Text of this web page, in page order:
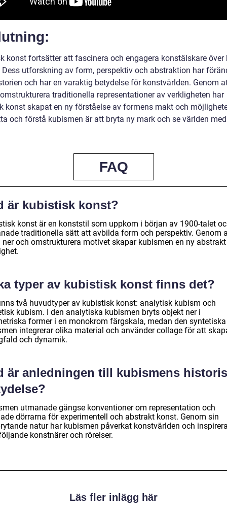
konst fortsätter att fascinera och engagera konstälskare över
Dess utforskning av form, perspektiv och abstraktion har
och har en varaktig betydelse för konstvärlden. Genom
traditionella representationer av verkligheten har
konst skapat en ny förståelse av formens makt och
och förstå kubismen är att bryta ny mark och se världen
FAQ
är kubistisk konst?
konst är en konststil som uppkom i början av 1900-talet
traditionella sätt att avbilda form och perspektiv. Genom
ner och omstrukturera motivet skapar kubismen en ny abstrakt
typer av kubistisk konst finns det?
två huvudtyper av kubistisk konst: analytisk kubism och
kubism. I den analytiska kubismen bryts objekt ner i
former i en monokrom färgskala, medan den syntetiska
integrerar olika material och använder collage för att
och dynamik.
är anledningen till kubismens
utmanade gängse konventioner om representation och
dörrarna för experimentell och abstrakt konst. Genom sin
natur har kubismen påverkat konstvärlden och
konstnärer och rörelser.
Läs fler inlägg här